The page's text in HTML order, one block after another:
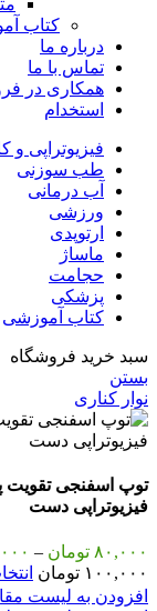
کتاب
درباره ما
تماس با ما
همکاری در
استخدام
فیزیوتراپی و
طب سوزنی
آب درمانی
ورزشی
ارتوپدی
ماساژ
حجامت
پزشکی
کتاب آموزشی
سبد خرید فروشگاه
بستن
نوار کناری
توپ اسفنجی تقویت
فیزیوتراپی دست
۸۰,۰۰۰ تومان –
۱۰۰,۰۰۰ تومان
افزودن به لیست